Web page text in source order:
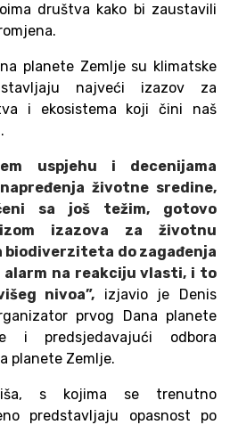
društva kako bi zaustavili
planete Zemlje su klimatske
najveći izazov za
i ekosistema koji čini naš
uspjehu i decenijama
životne sredine,
sa još težim, gotovo
izazova za životnu
biodiverziteta do zagađenja
alarm na reakciju vlasti, i to
nivoa”, izjavio je Denis
prvog Dana planete
i predsjedavajući odbora
planete Zemlje.
s kojima se trenutno
predstavljaju opasnost po